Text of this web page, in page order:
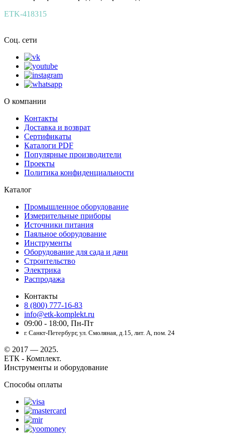
ETK-418315
Соц. сети
О компании
Контакты
Доставка и возврат
Сертификаты
Каталоги PDF
Популярные производители
Проекты
Политика конфиденциальности
Каталог
Промышленное оборудование
Измерительные приборы
Источники питания
Паяльное оборудование
Инструменты
Оборудование для сада и дачи
Строительство
Электрика
Распродажа
Контакты
8 (800) 777-16-83
info@etk-komplekt.ru
09:00 - 18:00, Пн-Пт
г. Санкт-Петербург, ул. Смоляная, д.15, лит. А, пом. 24
© 2017 — 2025.
ЕТК - Комплект.
Инструменты и оборудование
Способы оплаты